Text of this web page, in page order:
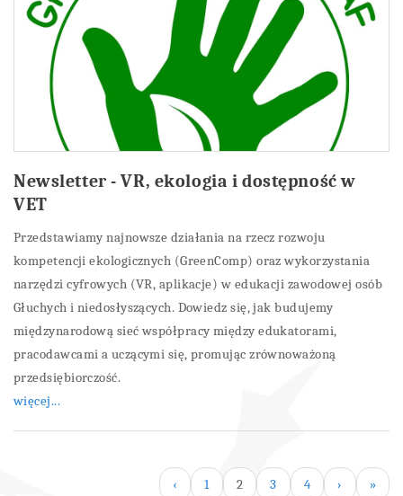
Newsletter - VR, ekologia i dostępność w
VET
Przedstawiamy najnowsze działania na rzecz rozwoju
kompetencji ekologicznych (GreenComp) oraz wykorzystania
narzędzi cyfrowych (VR, aplikacje) w edukacji zawodowej osób
Głuchych i niedosłyszących. Dowiedz się, jak budujemy
międzynarodową sieć współpracy między edukatorami,
pracodawcami a uczącymi się, promując zrównoważoną
przedsiębiorczość.
więcej...
‹ 1 2 3 4 › »